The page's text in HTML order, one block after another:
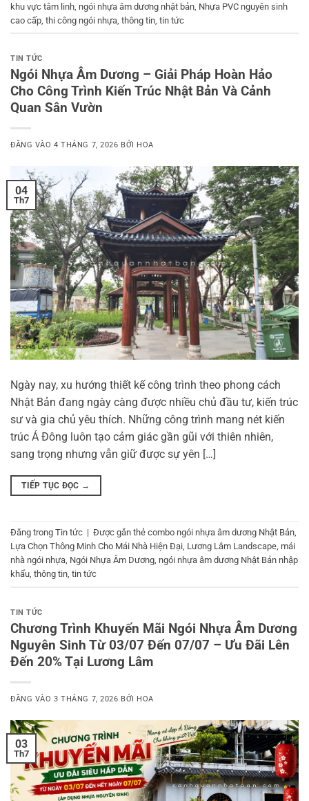
khu vực tâm linh ngói nhựa âm dương nhật bản Nhựa PVC nguyên sinh
cao cấp thi công ngói nhựa thông tin tin tức
TIN TỨC
Ngói Nhựa Âm Dương – Giải Pháp Hoàn Hảo
Cho Công Trình Kiến Trúc Nhật Bản Và Cảnh
Quan Sân Vườn
ĐĂNG VÀO4 THÁNG 7, 2026 BỞI HOA
04
Th7
Ngày nay, xu hướng thiết kế công trình theo phong cách
Nhật Bản đang ngày càng được nhiều chủ đầu tư, kiến trúc
sư và gia chủ yêu thích. Những công trình mang nét kiến
trúc Á Đông luôn tạo cảm giác gần gũi với thiên nhiên,
sang trọng nhưng vẫn giữ được sự yên […]
TIẾP TỤC ĐỌC →
Đăng trong Tin tức | Được gắn thẻ combo ngói nhựa âm dương Nhật Bản,
Lựa Chọn Thông Minh Cho Mái Nhà Hiện Đại, Lương Lâm Landscape, mái
nhà ngói nhựa, Ngói Nhựa Âm Dương, ngói nhựa âm dương Nhật Bản nhập
khẩu, thông tin, tin tức
TIN TỨC
Chương Trình Khuyến Mãi Ngói Nhựa Âm Dương
Nguyên Sinh Từ 03/07 Đến 07/07 – Ưu Đãi Lên
Đến 20% Tại Lương Lâm
ĐĂNG VÀO3 THÁNG 7, 2026 BỞI HOA
03
Th7